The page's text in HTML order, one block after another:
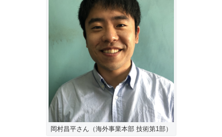
岡村昌平さん（海外事業本部 技術第1部）